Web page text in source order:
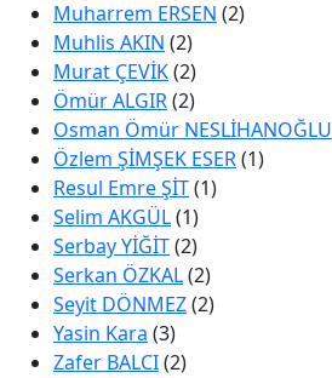
Muharrem ERSEN (2)
Muhlis AKIN (2)
Murat ÇEVİK(2)
Ömür ALGIR(2)
Osman Ömür NESLİHANOĞLU
Özlem ŞİMŞEK ESER(1)
Resul Emre ŞİT(1)
Selim AKGÜL(1)
Serbay YİĞİT(2)
Serkan ÖZKAL(2)
Seyit DÖNMEZ(2)
Yasin Kara (3)
Zafer BALCI(2)